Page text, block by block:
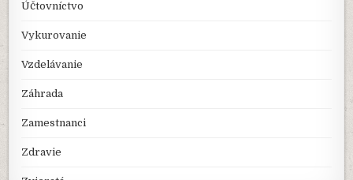
Účtovníctvo
Vykurovanie
Vzdelávanie
Záhrada
Zamestnanci
Zdravie